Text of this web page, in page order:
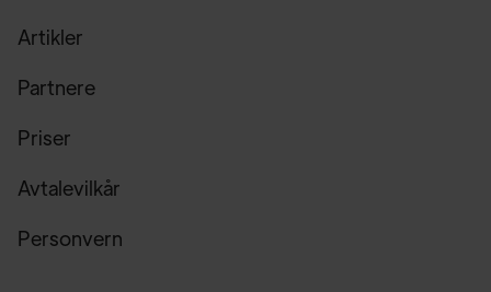
Artikler
Partnere
Priser
Avtalevilkår
Personvern